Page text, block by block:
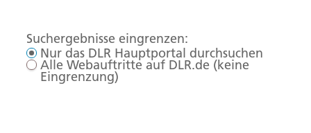
Suchergebnisse eingrenzen:
Nur das DLR Hauptportal durchsuchen
Alle Webauftritte auf DLR.de (keine
Eingrenzung)